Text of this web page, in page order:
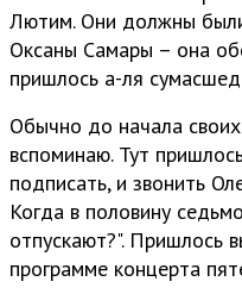
Лютим. Они должны были
Оксаны Самары – она
пришлось а-ля
Обычно до начала
вспоминаю. Тут
подписать, и звонить
Когда в половину
отпускают?". Пришлось
программе концерта